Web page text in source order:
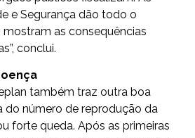
e Segurança dão todo o
as consequências
conclui.
também traz outra boa
do número de reprodução da
forte queda. Após as primeiras